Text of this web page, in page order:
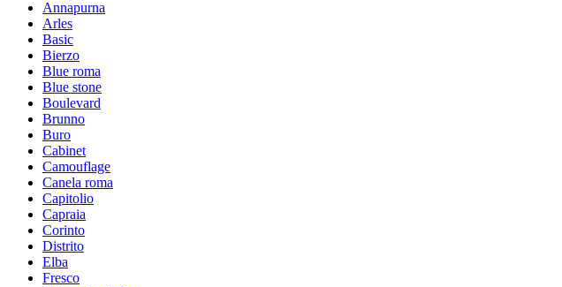
Annapurna
Arles
Basic
Bierzo
Blue roma
Blue stone
Boulevard
Brunno
Buro
Cabinet
Camouflage
Canela roma
Capitolio
Capraia
Corinto
Distrito
Elba
Fresco